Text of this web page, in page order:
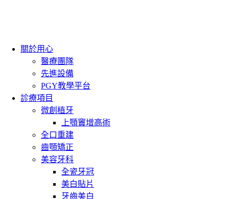
關於用心
醫療團隊
先進設備
PGY教學平台
診療項目
微創植牙
上顎竇增高術
全口重建
齒顎矯正
美容牙科
全瓷牙冠
美白貼片
牙齒美白